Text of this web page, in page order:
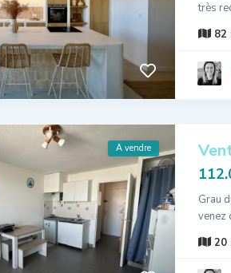
très
82
A vendre
Grau
venez
20